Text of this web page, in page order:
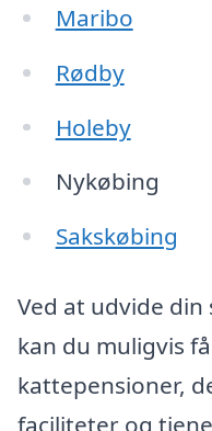
Maribo
Rødby
Holeby
Nykøbing
Sakskøbing
Ved at udvide din
kan du muligvis
kattepensioner,
faciliteter og